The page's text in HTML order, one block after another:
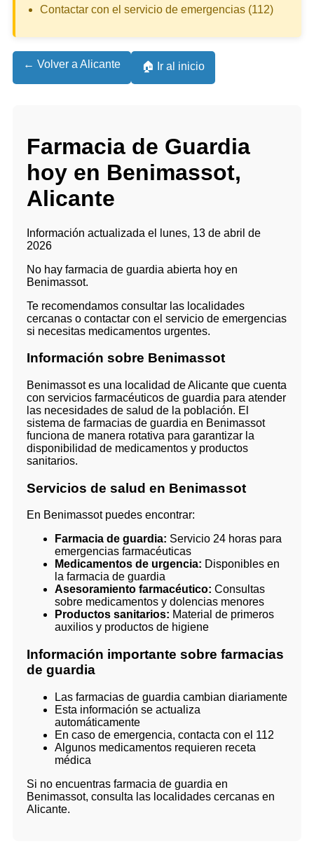
Contactar con el servicio de emergencias (112)
← Volver a Alicante 🏠 Ir al inicio
Farmacia de Guardia
hoy en Benimassot,
Alicante
Información actualizada el lunes, 13 de abril de
2026
No hay farmacia de guardia abierta hoy en
Benimassot.
Te recomendamos consultar las localidades
cercanas o contactar con el servicio de emergencias
si necesitas medicamentos urgentes.
Información sobre Benimassot
Benimassot es una localidad de Alicante que cuenta
con servicios farmacéuticos de guardia para atender
las necesidades de salud de la población. El
sistema de farmacias de guardia en Benimassot
funciona de manera rotativa para garantizar la
disponibilidad de medicamentos y productos
sanitarios.
Servicios de salud en Benimassot
En Benimassot puedes encontrar:
Farmacia de guardia: Servicio 24 horas para
emergencias farmacéuticas
Medicamentos de urgencia: Disponibles en
la farmacia de guardia
Asesoramiento farmacéutico: Consultas
sobre medicamentos y dolencias menores
Productos sanitarios: Material de primeros
auxilios y productos de higiene
Información importante sobre farmacias
de guardia
Las farmacias de guardia cambian diariamente
Esta información se actualiza
automáticamente
En caso de emergencia, contacta con el 112
Algunos medicamentos requieren receta
médica
Si no encuentras farmacia de guardia en
Benimassot, consulta las localidades cercanas en
Alicante.